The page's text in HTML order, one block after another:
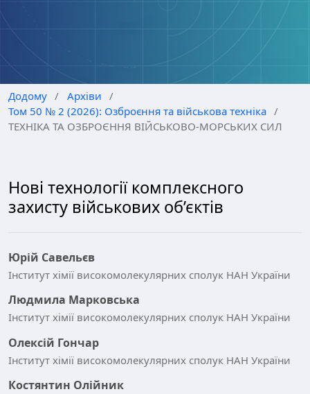
Додому / Архіви
/
Том 50 № 2 (2026): Озброєння та військова техніка /
ТЕХНІКА ТА ОЗБРОЄННЯ ВІЙСЬКОВО-МОРСЬКИХ СИЛ
Нові технології комплексного
захисту військових об’єктів
Юрій Савельєв
Інститут хімії високомолекулярних сполук НАН України
Людмила Марковська
Інститут хімії високомолекулярних сполук НАН України
Олексій Гончар
Інститут хімії високомолекулярних сполук НАН України
Костянтин Олійник